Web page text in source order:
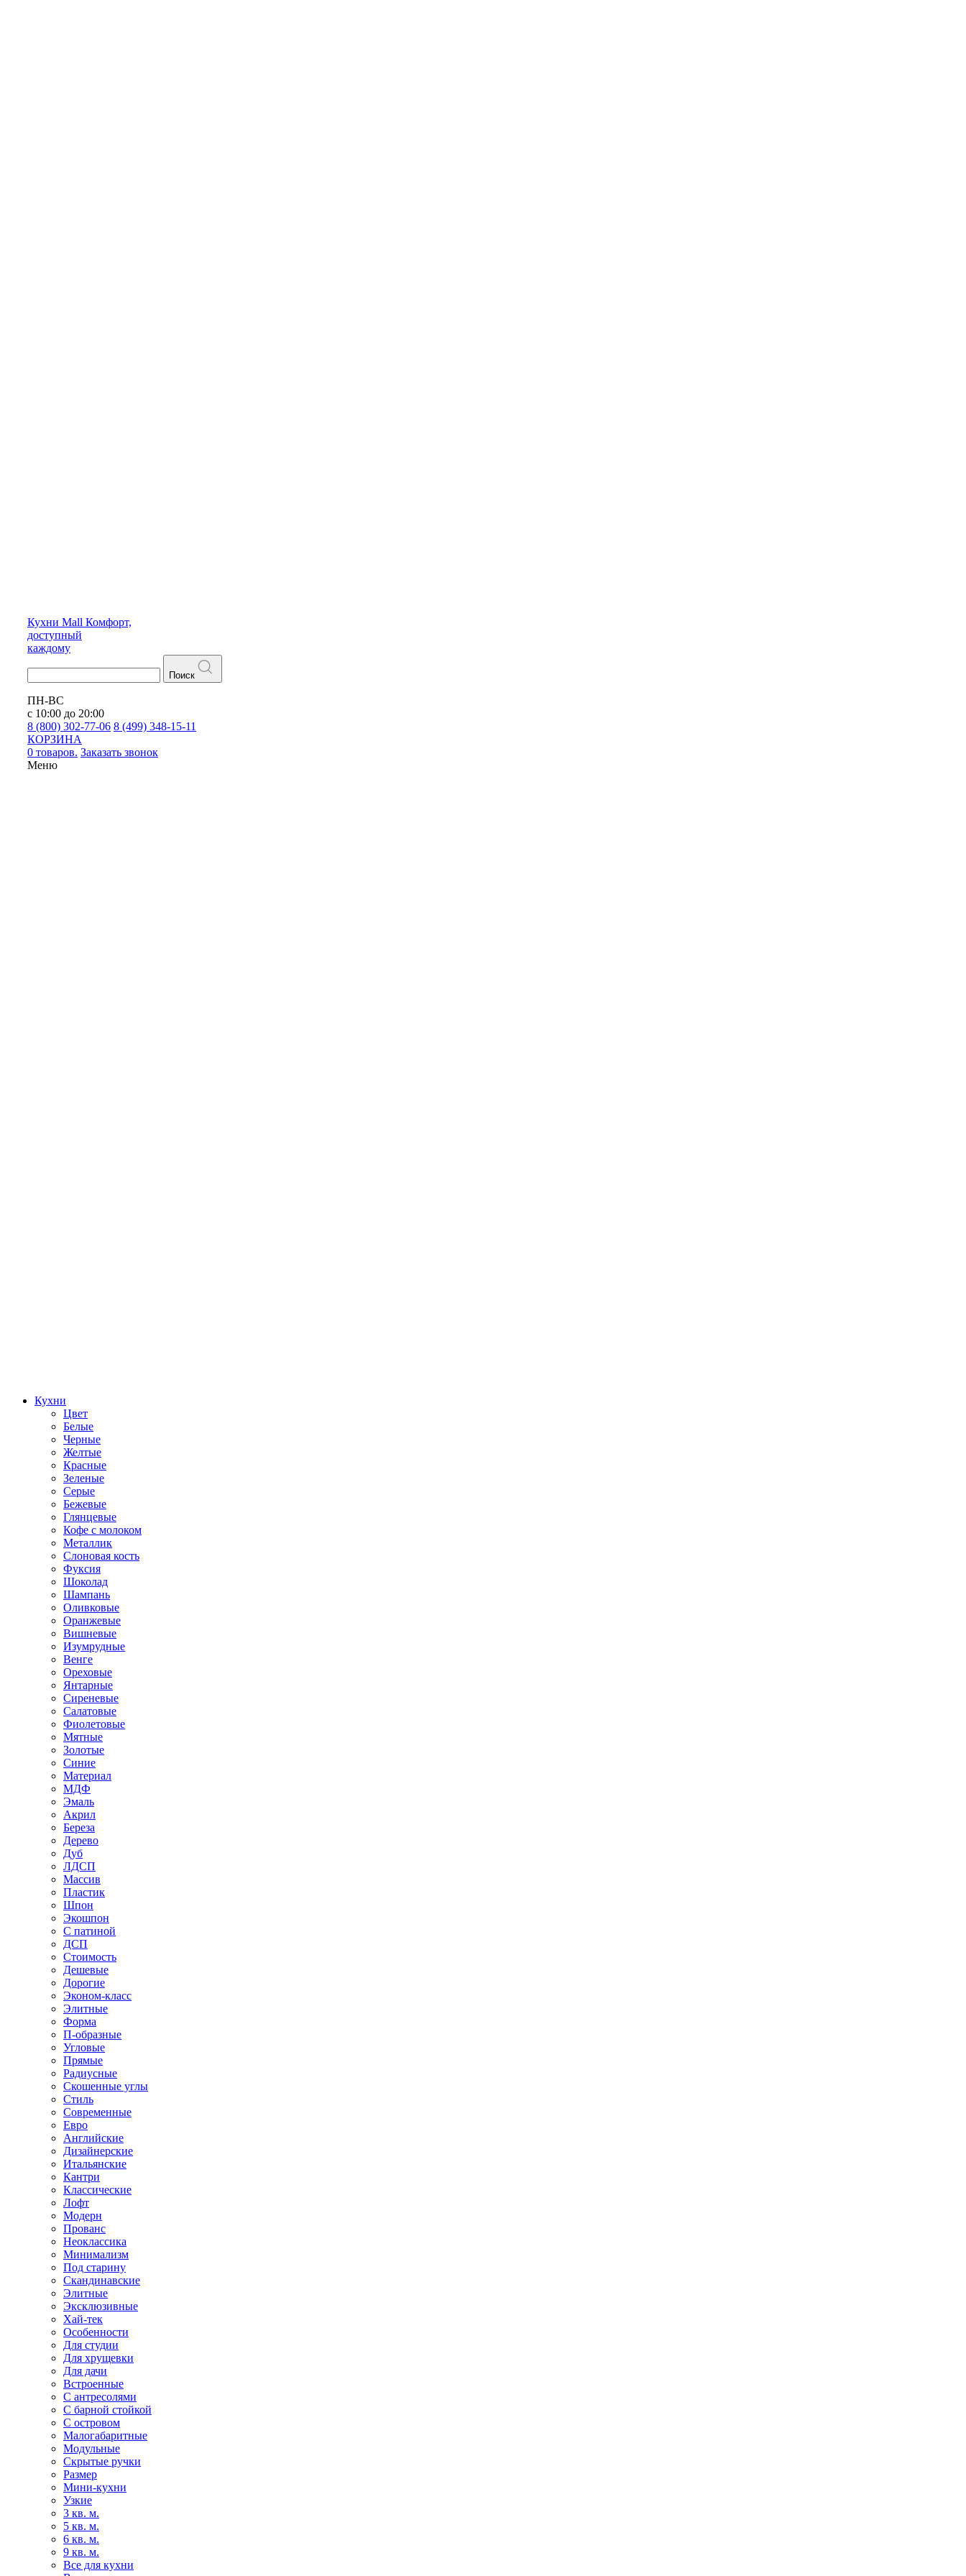
Кухни Mall Комфорт,
доступный
каждому
Поиск
ПН-ВС
с 10:00 до 20:00
8 (800) 302-77-06 8 (499) 348-15-11
КОРЗИНА
0 товаров. Заказать звонок
Меню
Кухни
Цвет
Белые
Черные
Желтые
Красные
Зеленые
Серые
Бежевые
Глянцевые
Кофе с молоком
Металлик
Слоновая кость
Фуксия
Шоколад
Шампань
Оливковые
Оранжевые
Вишневые
Изумрудные
Венге
Ореховые
Янтарные
Сиреневые
Салатовые
Фиолетовые
Мятные
Золотые
Синие
Материал
МДФ
Эмаль
Акрил
Береза
Дерево
Дуб
ЛДСП
Массив
Пластик
Шпон
Экошпон
С патиной
ДСП
Стоимость
Дешевые
Дорогие
Эконом-класс
Элитные
Форма
П-образные
Угловые
Прямые
Радиусные
Скошенные углы
Стиль
Современные
Евро
Английские
Дизайнерские
Итальянские
Кантри
Классические
Лофт
Модерн
Прованс
Неоклассика
Минимализм
Под старину
Скандинавские
Элитные
Эксклюзивные
Хай-тек
Особенности
Для студии
Для хрущевки
Для дачи
Встроенные
С антресолями
С барной стойкой
С островом
Малогабаритные
Модульные
Скрытые ручки
Размер
Мини-кухни
Узкие
3 кв. м.
5 кв. м.
6 кв. м.
9 кв. м.
Все для кухни